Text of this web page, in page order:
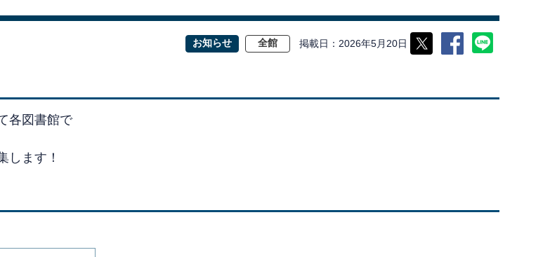
お知らせ 全館 掲載日 2026年5月20日
年間を通して各図書館で
します！